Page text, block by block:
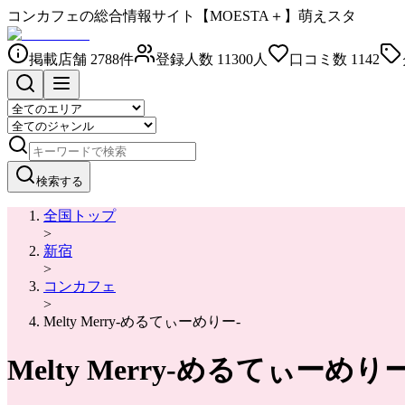
コンカフェの総合情報サイト【MOESTA＋】萌えスタ
掲載店舗 2788件 登録人数 11300人 口コミ数 1142
検索する
全国トップ
>
新宿
>
コンカフェ
>
Melty Merry-めるてぃーめりー-
Melty Merry-めるてぃーめり